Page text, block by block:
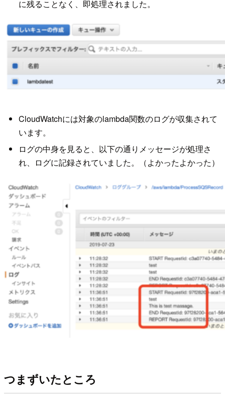
に残ることなく、即処理されました。
CloudWatchには対象のlambda関数のログが収集されて
います。
ログの中身を見ると、以下の通りメッセージが処理さ
れ、ログに記録されていました。（よかったよかった）
つまずいたところ